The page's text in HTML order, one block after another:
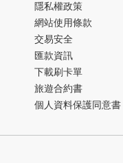
隱私權政策
網站使用條款
交易安全
匯款資訊
下載刷卡單
旅遊合約書
個人資料保護同意書